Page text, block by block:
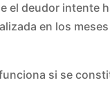
deudor intente
en los
si se